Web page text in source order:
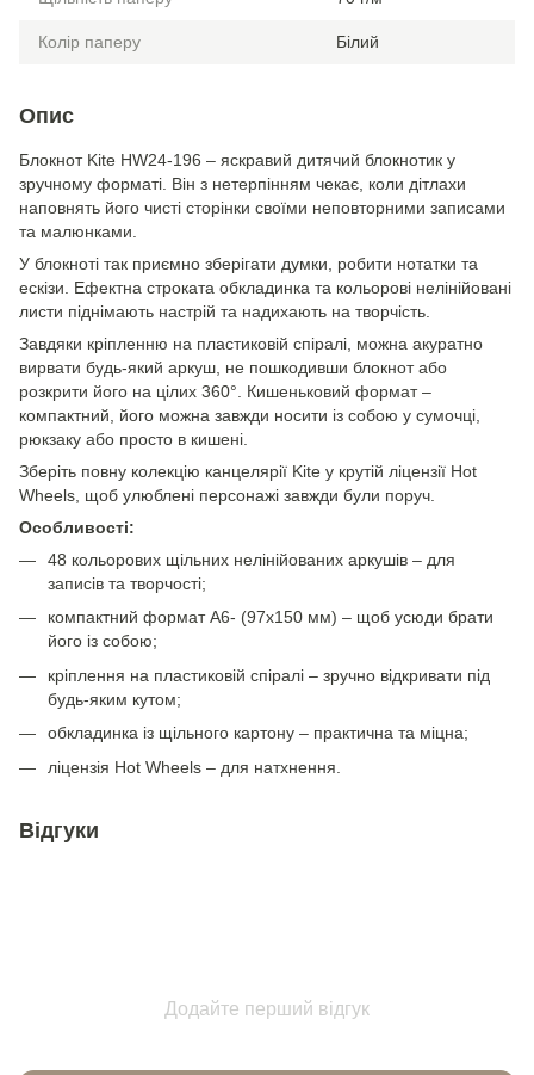
Колір паперу Білий
Опис
Блокнот Kite HW24-196 – яскравий дитячий блокнотик у
зручному форматі. Він з нетерпінням чекає, коли дітлахи
наповнять його чисті сторінки своїми неповторними записами
та малюнками.
У блокноті так приємно зберігати думки, робити нотатки та
ескізи. Ефектна строката обкладинка та кольорові нелінійовані
листи піднімають настрій та надихають на творчість.
Завдяки кріпленню на пластиковій спіралі, можна акуратно
вирвати будь-який аркуш, не пошкодивши блокнот або
розкрити його на цілих 360°. Кишеньковий формат –
компактний, його можна завжди носити із собою у сумочці,
рюкзаку або просто в кишені.
Зберіть повну колекцію канцелярії Kite у крутій ліцензії Hot
Wheels, щоб улюблені персонажі завжди були поруч.
Особливості:
48 кольорових щільних нелінійованих аркушів – для
записів та творчості;
компактний формат А6- (97х150 мм) – щоб усюди брати
його із собою;
кріплення на пластиковій спіралі – зручно відкривати під
будь-яким кутом;
обкладинка із щільного картону – практична та міцна;
ліцензія Hot Wheels – для натхнення.
Відгуки
Додайте перший відгук